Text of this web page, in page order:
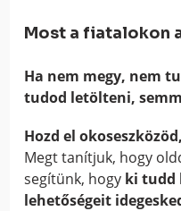
Most a fiatalokon
Ha nem megy, nem
tudod letölteni,
Hozd el
Megt tanítjuk, hogy
segítünk, hogy ki tudd
lehetőségeit